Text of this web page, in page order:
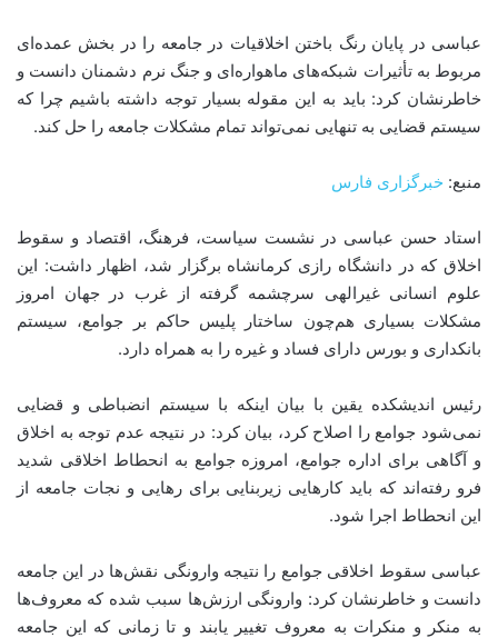
عباسی در پایان رنگ‌ باختن اخلاقیات در جامعه را در بخش عمده‌ای
مربوط به تأثیرات شبکه‌های ماهواره‌ای و جنگ نرم دشمنان دانست و
خاطرنشان کرد: باید به این مقوله بسیار توجه داشته باشیم چرا که
سیستم قضایی به تنهایی نمی‌تواند تمام مشکلات جامعه را حل کند.
منبع: خبرگزاری فارس
استاد حسن عباسی در نشست سیاست، فرهنگ، اقتصاد و سقوط
اخلاق که در دانشگاه رازی کرمانشاه برگزار شد، اظهار داشت: این
علوم انسانی غیرالهی سرچشمه گرفته از غرب در جهان امروز
مشکلات بسیاری هم‌چون ساختار پلیس حاکم بر جوامع، سیستم
بانکداری و بورس دارای فساد و غیره را به همراه دارد.
رئیس اندیشکده یقین با بیان اینکه با سیستم انضباطی و قضایی
نمی‌شود جوامع را اصلاح کرد، بیان کرد: در نتیجه عدم توجه به اخلاق
و آگاهی برای اداره جوامع، امروزه جوامع به انحطاط اخلاقی شدید
فرو رفته‌اند که باید کارهایی زیربنایی برای رهایی و نجات جامعه از
این انحطاط اجرا شود.
عباسی سقوط اخلاقی جوامع را نتیجه وارونگی نقش‌ها در این جامعه
دانست و خاطرنشان کرد: وارونگی ارزش‌ها سبب شده که معروف‌ها
به منکر و منکرات به معروف تغییر یابند و تا زمانی که این جامعه